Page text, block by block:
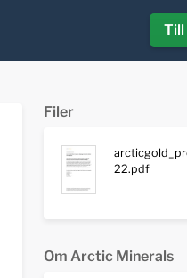
Till
Filer
22.pdf
Om Arctic Minerals